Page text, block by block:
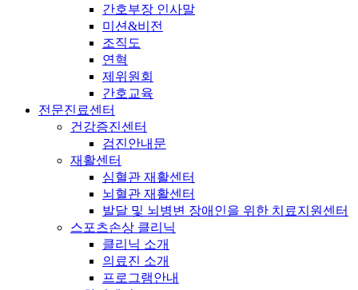
간호부장 인사말
미션&비전
조직도
연혁
제위원회
간호교육
전문진료센터
건강증진센터
검진안내문
재활센터
심혈관 재활센터
뇌혈관 재활센터
발달 및 뇌병변 장애인을 위한 치료지원센터
스포츠손상 클리닉
클리닉 소개
의료진 소개
프로그램안내